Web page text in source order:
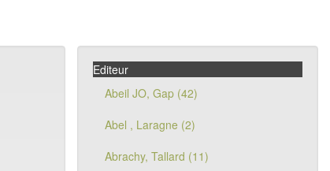
Editeur
Abeil JO, Gap (42)
Abel , Laragne (2)
Abrachy, Tallard (11)